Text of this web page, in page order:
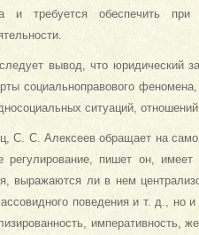
и требуется обеспечить
вывод, что юридический
социальноправового
ситуаций,
С. С. Алексеев обращает на само
регулирование, пишет он,
выражаются ли в нем
поведения и т. д., но
императивность,